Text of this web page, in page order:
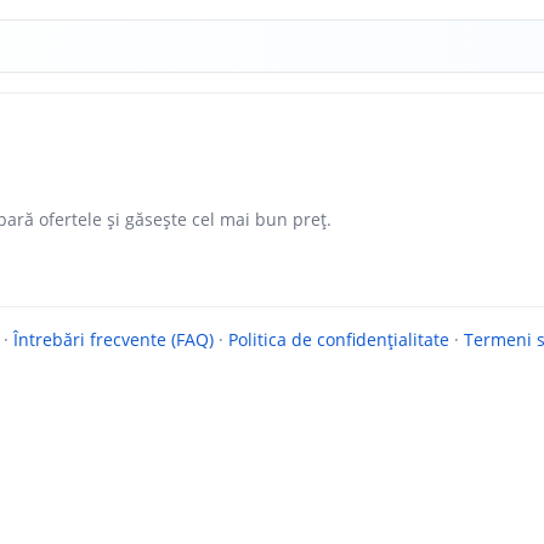
ofertele și găsește cel mai bun preț.
·Întrebări frecvente (FAQ) · Politica de confidențialitate · Termeni